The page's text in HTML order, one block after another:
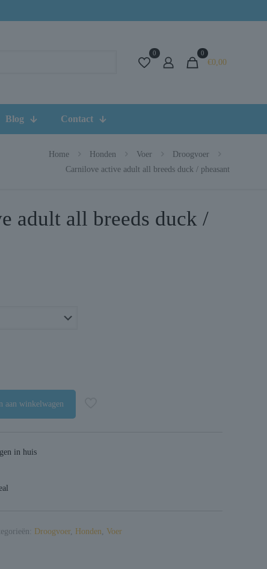
0 0
€0,00
Blog Contact
Home Honden Voer
Droogvoer
Carnilove active adult all breeds duck / pheasant
adult all breeds duck /
aan winkelwagen
in huis
Droogvoer, Honden Voer